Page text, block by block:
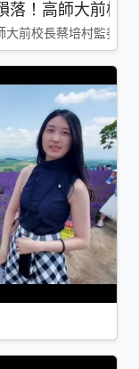
落！高師大前校
大前校長蔡培村監委